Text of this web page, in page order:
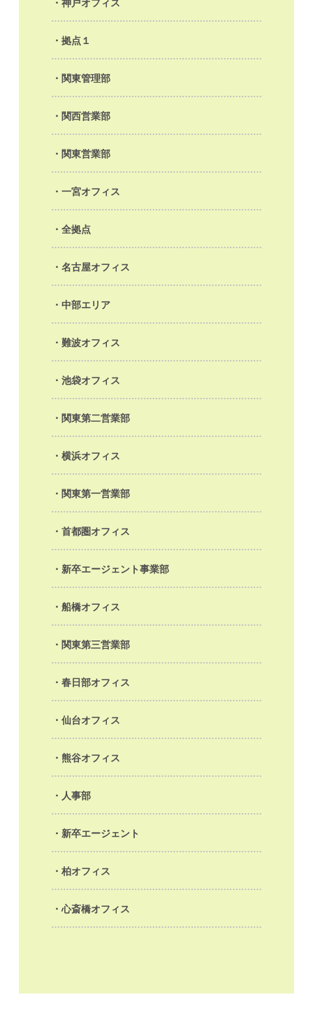
神戸オフィス
拠点１
関東管理部
関西営業部
関東営業部
一宮オフィス
全拠点
名古屋オフィス
中部エリア
難波オフィス
池袋オフィス
関東第二営業部
横浜オフィス
関東第一営業部
首都圏オフィス
新卒エージェント事業部
船橋オフィス
関東第三営業部
春日部オフィス
仙台オフィス
熊谷オフィス
人事部
新卒エージェント
柏オフィス
心斎橋オフィス